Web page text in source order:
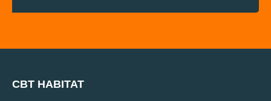
CBT HABITAT